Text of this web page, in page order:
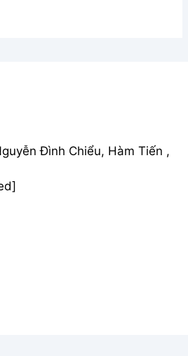
Đình Chiểu, Hàm Tiến ,